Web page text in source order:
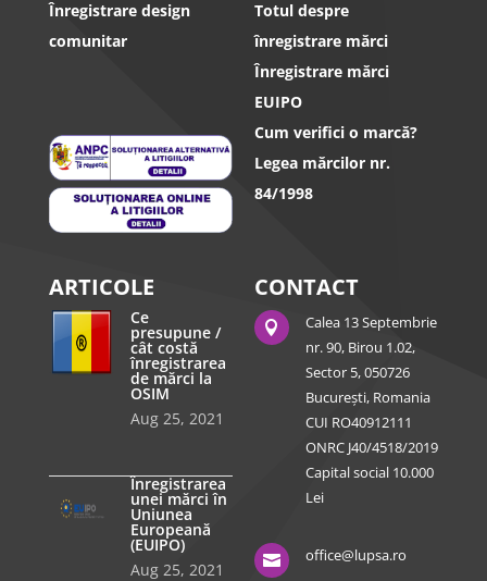
Înregistrare design
comunitar
Totul despre
înregistrare mărci
Înregistrare mărci
EUIPO
Cum verifici o marcă?
Legea mărcilor nr.
84/1998
ARTICOLE
Ce
presupune /
cât costă
înregistrarea
de mărci la
OSIM
Aug 25, 2021
Înregistrarea
unei mărci în
Uniunea
Europeană
(EUIPO)
Aug 25, 2021
CONTACT

Calea 13 Septembrie
nr. 90, Birou 1.02,
Sector 5, 050726
București, Romania
CUI RO40912111
ONRC J40/4518/2019
Capital social 10.000
Lei

office@lupsa.ro